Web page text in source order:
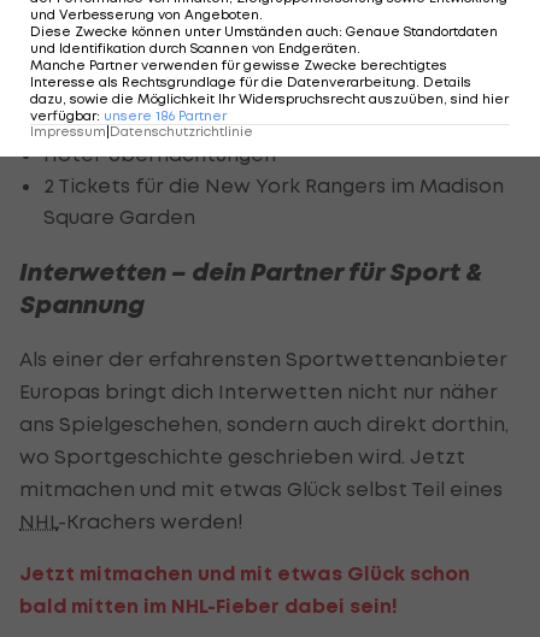
Eine Reise für dich und deine Begleitung nach
New York im Herbst (nach Absprache mit dem
Gewinner)
Hin- und Rückflug
Hotel-Übernachtungen
2 Tickets für die New York Rangers im Madison
Square Garden
Interwetten – dein Partner für Sport &
Spannung
Als einer der erfahrensten Sportwettenanbieter
Europas bringt dich Interwetten nicht nur näher
ans Spielgeschehen, sondern auch direkt dorthin,
wo Sportgeschichte geschrieben wird. Jetzt
mitmachen und mit etwas Glück selbst Teil eines
NHL -Krachers werden!
Jetzt mitmachen und mit etwas Glück schon
bald mitten im NHL-Fieber dabei sein!
und Verbesserung von Angeboten.
Diese Zwecke können unter Umständen auch: Genaue Standortdaten
und Identifikation durch Scannen von Endgeräten.
Manche Partner verwenden für gewisse Zwecke berechtigtes
Interesse als Rechtsgrundlage für die Datenverarbeitung. Details
dazu, sowie die Möglichkeit Ihr Widerspruchsrecht auszuüben, sind hier
verfügbar: unsere 186 Partner
Impressum Datenschutzrichtlinie